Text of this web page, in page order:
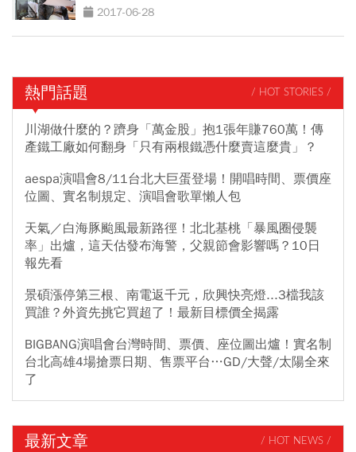
2017-06-28
熱門話題 / HOT STORIES /
川湖做什麼的？躋身「萬金股」抱1張年賺760萬！傳
產鐵工廠如何翻身「只有兩根鐵憑什麼賣這麼貴」？
aespa演唱會8/11台北大巨蛋登場！開唱時間、票價座
位圖、實名制規定、演唱會歌單懶人包
天氣／白海豚颱風最新路徑！北北基桃「暴風圈侵襲
率」出爐，這天估發布海警，父親節會影響嗎？10日
報先看
景碩漲停第三根、南電返千元，欣興快亮燈...3檔我該
買誰？外資先挑它買超了！最新目標價全揭露
BIGBANG演唱會台灣時間、票價、座位圖出爐！實名制
台北高雄4場搶票日期、售票平台…GD/大聲/太陽全來
了
最新文章 / HOT NEWS /